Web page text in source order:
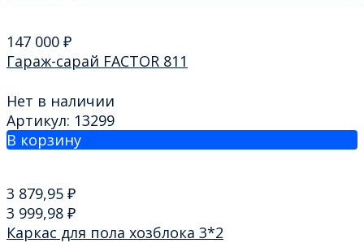
147 000 ₽
Гараж-сарай FACTOR 811
Нет в наличии
Артикул: 13299
В корзину
3 879,95 ₽
3 999,98 ₽
Каркас для пола хозблока 3*2